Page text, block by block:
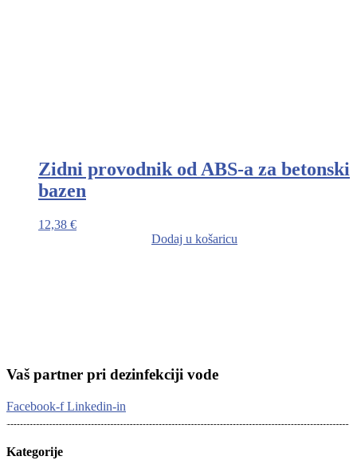
Zidni provodnik od ABS-a za betonski
bazen
12,38 €
Dodaj u košaricu
Vaš partner pri dezinfekciji vode
Facebook-f Linkedin-in
Kategorije